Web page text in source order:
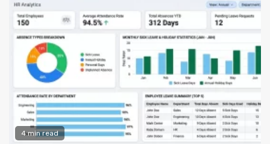
4 min read